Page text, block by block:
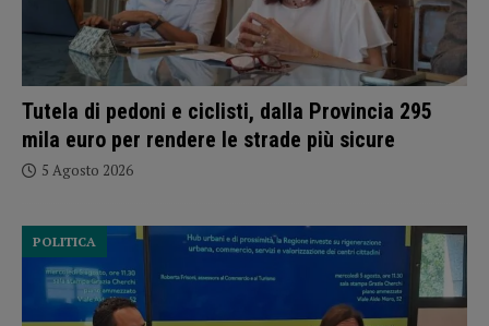
Tutela di pedoni e ciclisti, dalla Provincia 295
mila euro per rendere le strade più sicure
5 Agosto 2026
POLITICA